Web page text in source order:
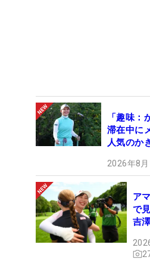
「趣味
滞在中に
人気のか
2026年8
ア
で
吉